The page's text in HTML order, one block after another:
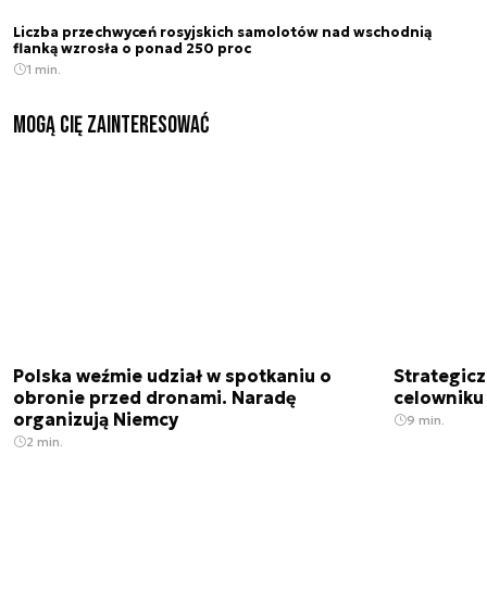
Liczba przechwyceń rosyjskich samolotów nad wschodnią
flanką wzrosła o ponad 250 proc
1 min.
Mogą Cię zainteresować
Polska weźmie udział w spotkaniu o
obronie przed dronami. Naradę
organizują Niemcy
2 min.
9 min.